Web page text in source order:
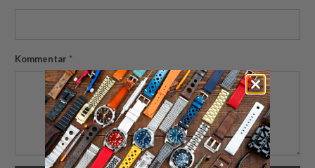
Kommentar *